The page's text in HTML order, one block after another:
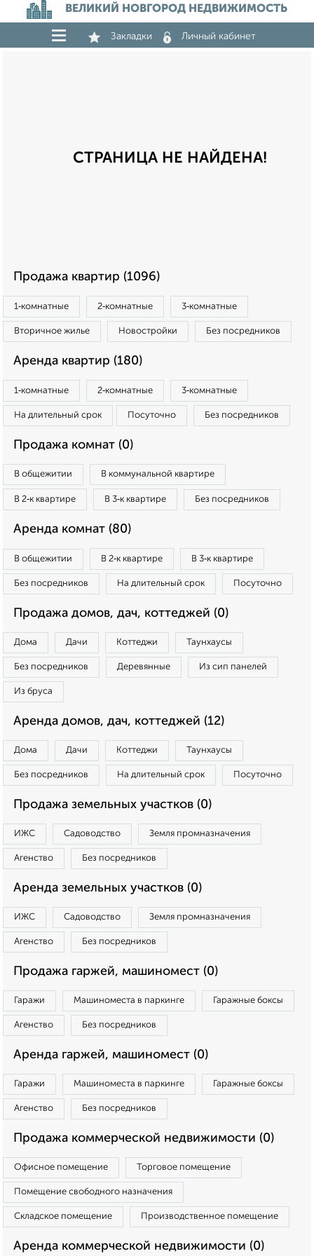
ВЕЛИКИЙ НОВГОРОД НЕДВИЖИМОСТЬ
Закладки Личный кабинет
СТРАНИЦА НЕ НАЙДЕНА!
Продажа квартир (1096)
1‑комнатные 2‑комнатные 3‑комнатные
Вторичное жилье Новостройки Без посредников
Аренда квартир (180)
1‑комнатные 2‑комнатные 3‑комнатные
На длительный срок Посуточно Без посредников
Продажа комнат (0)
В общежитии В коммунальной квартире
В 2‑к квартире В 3‑к квартире Без посредников
Аренда комнат (80)
В общежитии В 2‑к квартире В 3‑к квартире
Без посредников На длительный срок Посуточно
Продажа домов, дач, коттеджей (0)
Дома Дачи Коттеджи Таунхаусы
Без посредников Деревянные Из сип панелей
Из бруса
Аренда домов, дач, коттеджей (12)
Дома Дачи Коттеджи Таунхаусы
Без посредников На длительный срок Посуточно
Продажа земельных участков (0)
ИЖС Садоводство Земля промназначения
Агенство Без посредников
Аренда земельных участков (0)
ИЖС Садоводство Земля промназначения
Агенство Без посредников
Продажа гаржей, машиномест (0)
Гаражи Машиноместа в паркинге Гаражные боксы
Агенство Без посредников
Аренда гаржей, машиномест (0)
Гаражи Машиноместа в паркинге Гаражные боксы
Агенство Без посредников
Продажа коммерческой недвижимости (0)
Офисное помещение Торговое помещение
Помещение свободного назначения
Складское помещение Производственное помещение
Аренда коммерческой недвижимости (0)